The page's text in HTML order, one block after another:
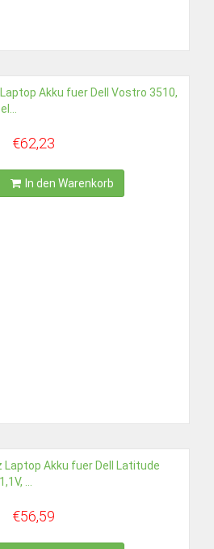
Akku fuer Dell Vostro 3510,
€62,23
In den Warenkorb
Laptop Akku fuer Dell Latitude
...
€56,59